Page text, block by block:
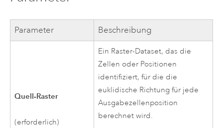
Parameter Beschreibung
Quell-Raster
(erforderlich)
Ein Raster-Dataset, das die
Zellen oder Positionen
identifiziert, für die die
euklidische Richtung für jede
Ausgabezellenposition
berechnet wird.